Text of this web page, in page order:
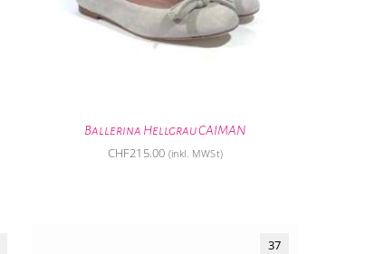
Ballerina Hellgrau CAIMAN
CHF215.00 (inkl. MWSt)
37